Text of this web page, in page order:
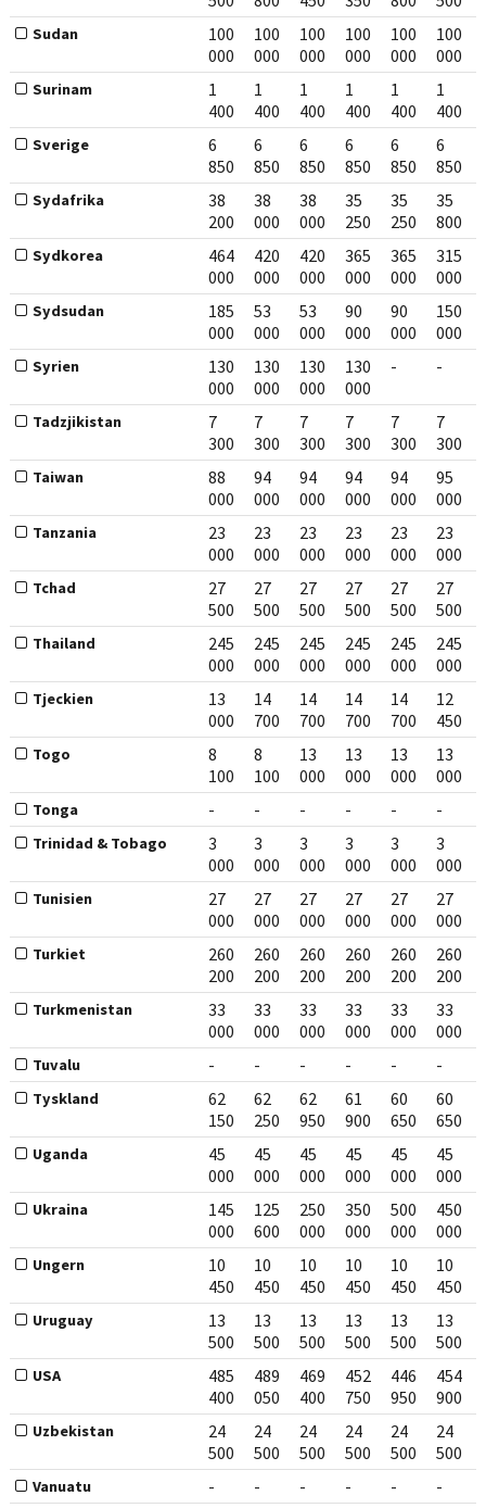
Sudan
100
000
100
000
100
000
100
000
100
000
100
000
Surinam
1
400
1
400
1
400
1
400
1
400
1
400
Sverige
6
850
6
850
6
850
6
850
6
850
6
850
Sydafrika
38
200
38
000
38
000
35
250
35
250
35
800
Sydkorea
464
000
420
000
420
000
365
000
365
000
315
000
Sydsudan
185
000
53
000
53
000
90
000
90
000
150
000
Syrien
130
000
130
000
130
000
130
000
- -
Tadzjikistan
7
300
7
300
7
300
7
300
7
300
7
300
Taiwan
88
000
94
000
94
000
94
000
94
000
95
000
Tanzania
23
000
23
000
23
000
23
000
23
000
23
000
Tchad
27
500
27
500
27
500
27
500
27
500
27
500
Thailand
245
000
245
000
245
000
245
000
245
000
245
000
Tjeckien
13
000
14
700
14
700
14
700
14
700
12
450
Togo
8
100
8
100
13
000
13
000
13
000
13
000
Tonga - - - - - -
Trinidad & Tobago
3
000
3
000
3
000
3
000
3
000
3
000
Tunisien
27
000
27
000
27
000
27
000
27
000
27
000
Turkiet
260
200
260
200
260
200
260
200
260
200
260
200
Turkmenistan
33
000
33
000
33
000
33
000
33
000
33
000
Tuvalu - - - - - -
Tyskland
62
150
62
250
62
950
61
900
60
650
60
650
Uganda
45
000
45
000
45
000
45
000
45
000
45
000
Ukraina
145
000
125
600
250
000
350
000
500
000
450
000
Ungern
10
450
10
450
10
450
10
450
10
450
10
450
Uruguay
13
500
13
500
13
500
13
500
13
500
13
500
USA
485
400
489
050
469
400
452
750
446
950
454
900
Uzbekistan
24
500
24
500
24
500
24
500
24
500
24
500
Vanuatu - - - - - -